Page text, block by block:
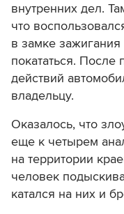
внутренних дел.
что
в замке
покататься.
действий
владельцу.
Оказалось, что
еще к четырем
на территории
человек
катался на них и